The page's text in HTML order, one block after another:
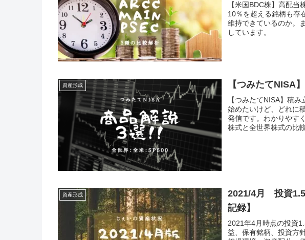
【米国BDC株】高配当
10％を超える銘柄も存
維持できているのか。
しています。
資産形成 【つみたてNISA
【つみたてNISA】積
始めたいけど、どれに
発信です。わかりやす
株式と全世界株式の比
資産形成
2021/4月 投資1.5
記録】
2021年4月時点の投資
益、保有銘柄、投資方